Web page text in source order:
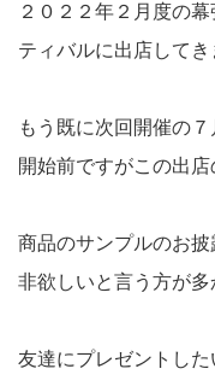
２０２２年２月度の
ティバルに出店してき
もう既に次回開催の
開始前ですがこの出店
商品のサンプルのお
非欲しいと言う方が多
友達にプレゼントし